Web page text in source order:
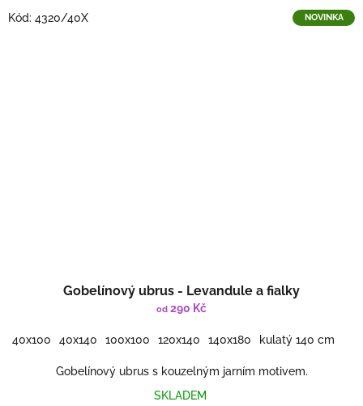
NOVINKA
Gobelínový ubrus - Levandule a fialky
od 290 Kč
40x100 40x140 100x100 120x140 140x180 kulatý 140 cm
Gobelínový ubrus s kouzelným jarním motivem.
SKLADEM
Kód: 4320/40X